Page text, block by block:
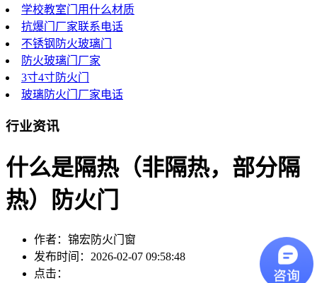
学校教室门用什么材质
抗爆门厂家联系电话
不锈钢防火玻璃门
防火玻璃门厂家
3寸4寸防火门
玻璃防火门厂家电话
行业资讯
什么是隔热（非隔热，部分隔
热）防火门
作者：锦宏防火门窗
发布时间：2026-02-07 09:58:48
点击：